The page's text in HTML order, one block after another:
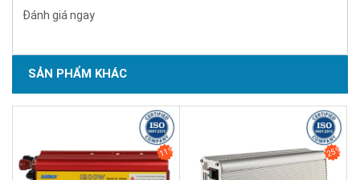
Đánh giá ngay
SẢN PHẨM KHÁC
11% 25%